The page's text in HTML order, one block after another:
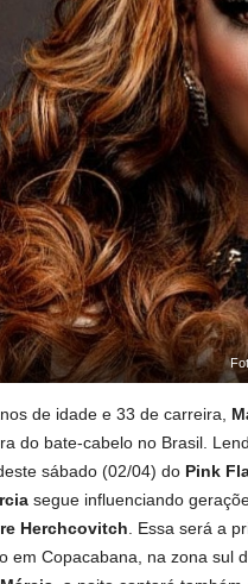
de idade e 33 de carreira,
do bate-cabelo no Brasil.
sábado (02/04) doPink
segue influenciando
Herchcovitch . Essa será a
em Copacabana, na zona sul